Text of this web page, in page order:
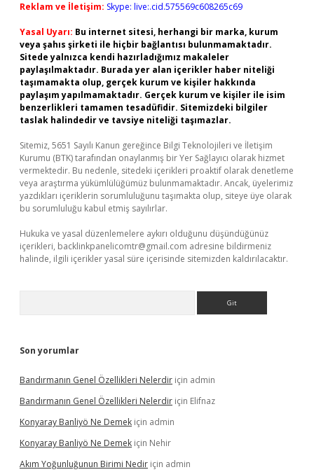
Reklam ve İletişim: Skype: live:.cid.575569c608265c69
Yasal Uyarı: Bu internet sitesi, herhangi bir marka, kurum
veya şahıs şirketi ile hiçbir bağlantısı bulunmamaktadır.
Sitede yalnızca kendi hazırladığımız makaleler
paylaşılmaktadır. Burada yer alan içerikler haber niteliği
taşımamakta olup, gerçek kurum ve kişiler hakkında
paylaşım yapılmamaktadır. Gerçek kurum ve kişiler ile isim
benzerlikleri tamamen tesadüfidir. Sitemizdeki bilgiler
taslak halindedir ve tavsiye niteliği taşımazlar.
Sitemiz, 5651 Sayılı Kanun gereğince Bilgi Teknolojileri ve İletişim
Kurumu (BTK) tarafından onaylanmış bir Yer Sağlayıcı olarak hizmet
vermektedir. Bu nedenle, sitedeki içerikleri proaktif olarak denetleme
veya araştırma yükümlülüğümüz bulunmamaktadır. Ancak, üyelerimiz
yazdıkları içeriklerin sorumluluğunu taşımakta olup, siteye üye olarak
bu sorumluluğu kabul etmiş sayılırlar.
Hukuka ve yasal düzenlemelere aykırı olduğunu düşündüğünüz
içerikleri, backlinkpanelicomtr@gmail.com adresine bildirmeniz
halinde, ilgili içerikler yasal süre içerisinde sitemizden kaldırılacaktır.
Son yorumlar
Bandırmanın Genel Özellikleri Nelerdir için admin
Bandırmanın Genel Özellikleri Nelerdir için Elifnaz
Konyaray Banliyö Ne Demek için admin
Konyaray Banliyö Ne Demek için Nehir
Akım Yoğunluğunun Birimi Nedir için admin